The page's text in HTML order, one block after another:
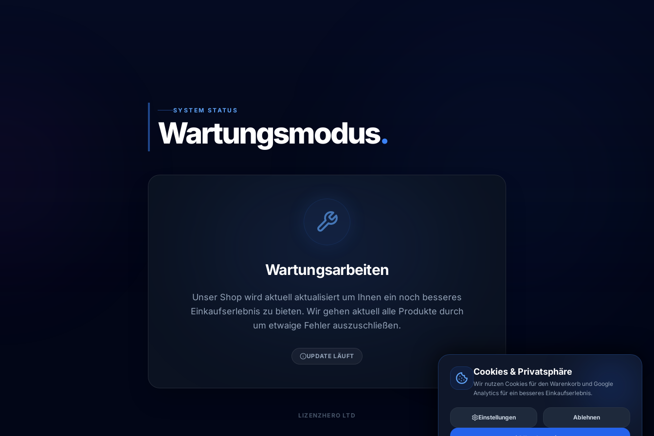
SYSTEM STATUS
Wartungsmodus.
Wartungsarbeiten
Unser Shop wird aktuell aktualisiert um Ihnen ein noch besseres
Einkaufserlebnis zu bieten. Wir gehen aktuell alle Produkte durch
um etwaige Fehler auszuschließen.
UPDATE LÄUFT
LIZENZHERO LTD
Cookies & Privatsphäre
Wir nutzen Cookies für den Warenkorb und Google
Analytics für ein besseres Einkaufserlebnis.
Einstellungen Ablehnen